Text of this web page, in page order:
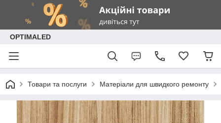
OPTIMALED
Товари та послуги Матеріали для швидкого ремонту